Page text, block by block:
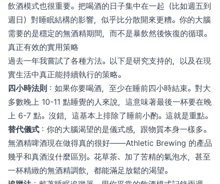
飲酒模式也很重要。把喝酒的日子集中在一起（比如週五到
週日）對睡眠結構的影響，似乎比分散開來更糟。你的大腦
需要的是穩定的無酒精期間，而不是暴飲然後恢復的循環。
真正有效的實用策略
過去一年我嘗試了各種方法。以下是研究支持的，以及在現
實生活中真正能持續執行的策略。
四小時法則 ：如果你要喝酒，至少在睡前四小時結束。對大
多數晚上 10-11 點睡覺的人來說，這意味著最後一杯要在晚
上 6-7 點。沒錯，這基本上排除了睡前小酌。這就是重點。
替代儀式 ：你的大腦渴望的是儀式感，跟物質本身一樣多。
無酒精啤酒現在做得真的很好——Athletic Brewing 的產品
幾乎和真酒沒什麼區別。花草茶、加了苦精的氣泡水，甚至
一杯精緻的無酒精調飲，都能滿足放鬆的渴望。